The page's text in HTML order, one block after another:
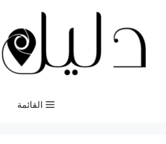
المحتوى
القائمة